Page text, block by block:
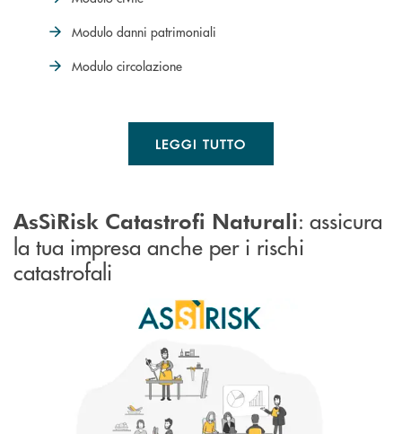
Modulo danni patrimoniali
Modulo circolazione
LEGGI TUTTO
AsSìRisk Catastrofi Naturali: assicura
la tua impresa anche per i rischi
catastrofali